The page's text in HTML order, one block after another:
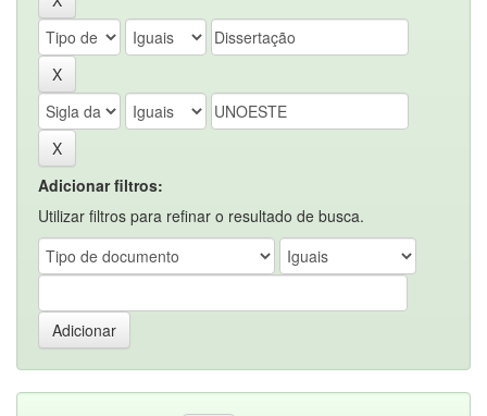
Adicionar filtros:
Utilizar filtros para refinar o resultado de busca.